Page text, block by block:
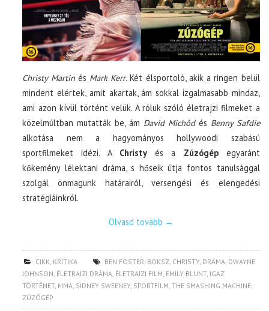
Christy Martinés Mark Kerr. Két élsportoló, akik a ringen belül
mindent elértek, amit akartak, ám sokkal izgalmasabb mindaz,
ami azon kívül történt velük. A róluk szóló életrajzi filmeket a
közelmúltban mutatták be, ám David Michôdés Benny Safdie
alkotása nem a hagyományos hollywoodi szabású
sportfilmeket idézi. A Christy és a Zúzógépegyaránt
kőkemény lélektani dráma, s hőseik útja fontos tanulsággal
szolgál önmagunk határairól, versengési és elengedési
stratégiáinkról.
Olvasd tovább →
CIKK, KRITIKA BEN FOSTER, BOKSZ, CHRISTY, DRÁMA, DWAYNE
JOHNSON, ÉLETRAJZI DRÁMA, ÉLETRAJZI FILM, EMILY BLUNT, IGAZ
TÖRTÉNET, MMA, SIDNEY SWEENEY, SPORTFILM,THE SMASHING MACHINE,
ZÚZÓGÉP